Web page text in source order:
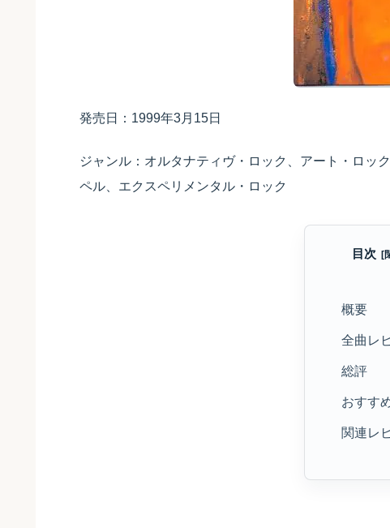
発売日：1999年3月15日
ジャンル：オルタナティヴ・ロック、アート・ロッ
ペル、エクスペリメンタル・ロック
目次
概要
全曲レ
総評
おすす
関連レ